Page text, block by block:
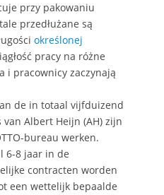
przy pakowaniu
przedłużane są
określonej
pracy na różne
i pracownicy zaczynają
de in totaal vijfduizend
Albert Heijn (AH) zijn
bureau werken.
6-8 jaar in de
contracten worden
een wettelijk bepaalde